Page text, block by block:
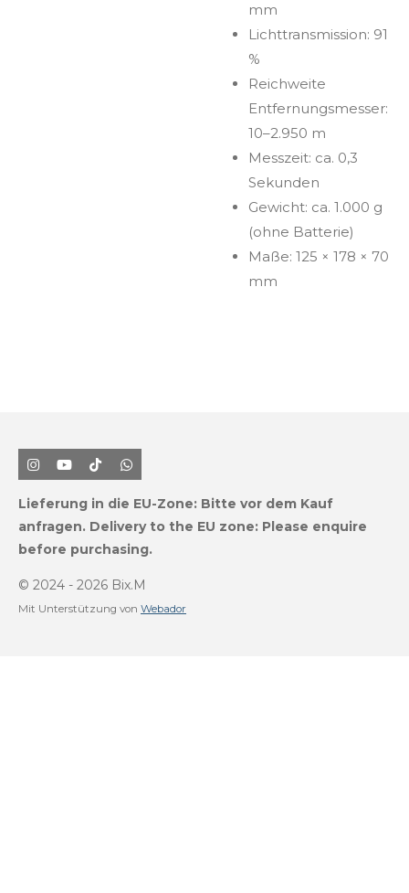
mm
Lichttransmission: 91
%
Reichweite
Entfernungsmesser:
10–2.950 m
Messzeit: ca. 0,3
Sekunden
Gewicht: ca. 1.000 g
(ohne Batterie)
Maße: 125 × 178 × 70
mm
I
n
t
a
r
m
Y
o
T
u
e
T
i
k
T
o
W
h
t
s
p
Lieferung in die EU-Zone: Bitte vor dem Kauf
anfragen. Delivery to the EU zone: Please enquire
before purchasing.
© 2024 - 2026 Bix.M
Mit Unterstützung von Webador